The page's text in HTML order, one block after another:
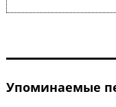
Упоминаемые